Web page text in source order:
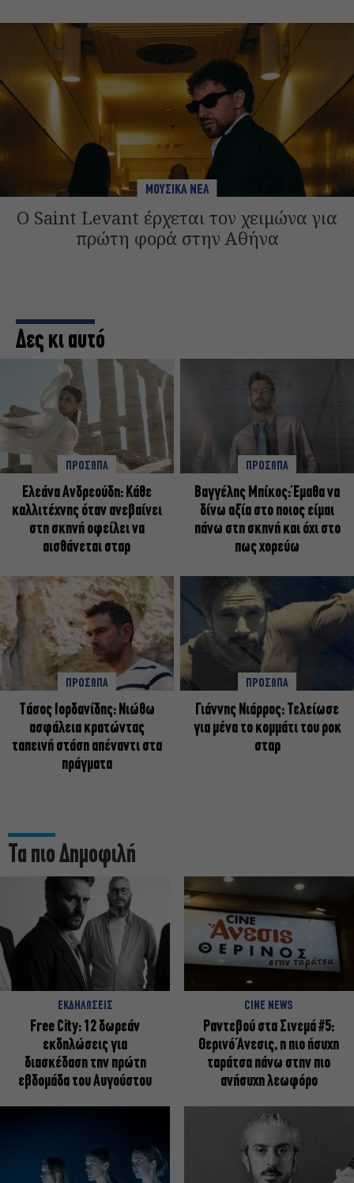
ΜΟΥΣΙΚΑ ΝΕΑ
Ο Saint Levant έρχεται τον χειμώνα για
πρώτη φορά στην Αθήνα
Δες κι αυτό
ΠΡΟΣΩΠΑ
Ελεάνα Ανδρεούδη: Κάθε
καλλιτέχνης όταν ανεβαίνει
στη σκηνή οφείλει να
αισθάνεται σταρ
ΠΡΟΣΩΠΑ
Βαγγέλης Μπίκος: Έμαθα να
δίνω αξία στο ποιος είμαι
πάνω στη σκηνή και όχι στο
πως χορεύω
ΠΡΟΣΩΠΑ
Tάσος Ιορδανίδης: Νιώθω
ασφάλεια κρατώντας
ταπεινή στάση απέναντι στα
πράγματα
ΠΡΟΣΩΠΑ
Γιάννης Νιάρρος: Τελείωσε
για μένα το κομμάτι του ροκ
σταρ
Τα πιο Δημοφιλή
ΕΚΔΗΛΩΣΕΙΣ
Free City: 12 δωρεάν
εκδηλώσεις για
διασκέδαση την πρώτη
εβδομάδα του Αυγούστου
CINE NEWS
Ραντεβού στα Σινεμά #5:
Θερινό Άνεσις, η πιο ήσυχη
ταράτσα πάνω στην πιο
ανήσυχη λεωφόρο